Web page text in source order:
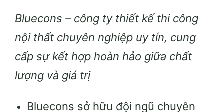
Bluecons – công ty thiết kế thi công
nội thất chuyên nghiệp uy tín, cung
cấp sự kết hợp hoàn hảo giữa chất
lượng và giá trị
Bluecons sở hữu đội ngũ chuyên